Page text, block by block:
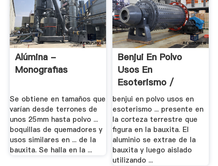
Alúmina -
Monografias
Se obtiene en tamaños que
varían desde terrones de
unos 25mm hasta polvo ...
boquillas de quemadores y
usos similares en ... de la
bauxita. Se halla en la ...
Benjui En Polvo
Usos En
Esoterismo /
How005
benjui en polvo usos en
esoterismo ... presente en
la corteza terrestre que
figura en la bauxita. El
aluminio se extrae de la
bauxita y luego aislado
utilizando ...